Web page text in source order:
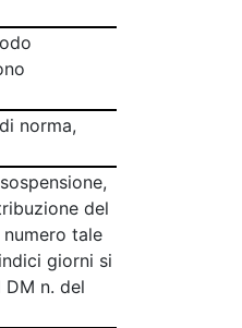
norma,
del
tale
giorni si
n. del